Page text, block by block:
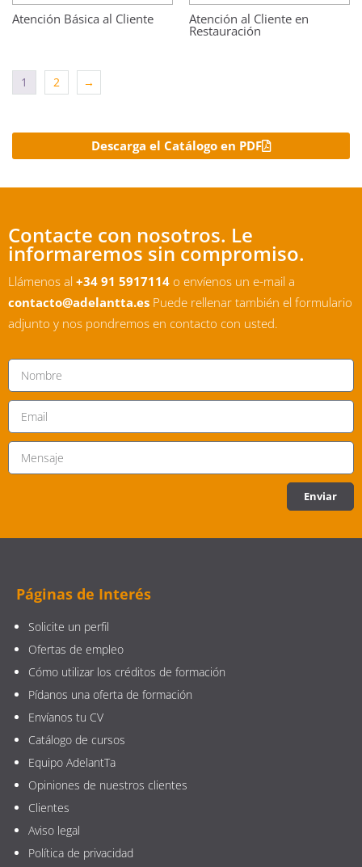
Atención Básica al Cliente Atención al Cliente en
Restauración
1 2 →
Descarga el Catálogo en PDF
Contacte con nosotros. Le
informaremos sin compromiso.
Llámenos al +34 91 5917114o envíenos un e-mail a
contacto@adelantta.es Puede rellenar también el formulario
adjunto y nos pondremos en contacto con usted.
Enviar
Páginas de Interés
Solicite un perfil
Ofertas de empleo
Cómo utilizar los créditos de formación
Pídanos una oferta de formación
Envíanos tu CV
Catálogo de cursos
Equipo AdelantTa
Opiniones de nuestros clientes
Clientes
Aviso legal
Política de privacidad